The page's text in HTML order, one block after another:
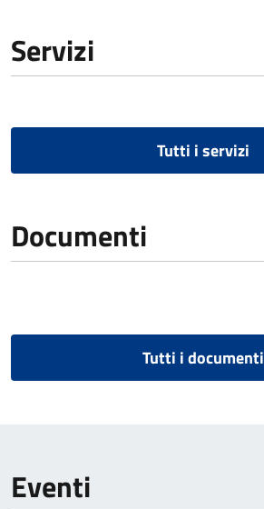
Servizi
Tutti i servizi
Documenti
Tutti i documenti
Eventi